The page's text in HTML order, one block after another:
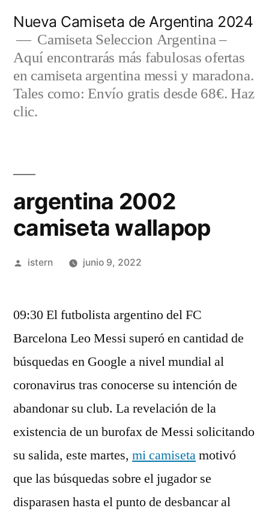
contenido
Nueva Camiseta de Argentina 2024
Camiseta Seleccion Argentina –
Aquí encontrarás más fabulosas ofertas
en camiseta argentina messi y maradona.
Tales como: Envío gratis desde 68€. Haz
clic.
argentina 2002
camiseta wallapop
Publicado
istern junio 9, 2022
09:30 El futbolista argentino del FC
Barcelona Leo Messi superó en cantidad de
búsquedas en Google a nivel mundial al
coronavirus tras conocerse su intención de
abandonar su club. La revelación de la
existencia de un burofax de Messi solicitando
su salida, este martes, mi camisetamotivó
que las búsquedas sobre el jugador se
disparasen hasta el punto de desbancar al